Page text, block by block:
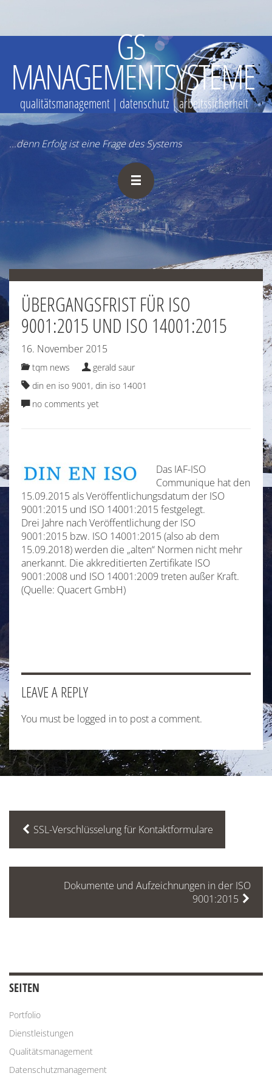
GS
MANAGEMENTSYSTEME
qualitätsmanagement | datenschutz | arbeitssicherheit
...denn Erfolg ist eine Frage des Systems
ÜBERGANGSFRIST FÜR ISO
9001:2015 UND ISO 14001:2015
16. November 2015
tqm news
gerald saur
din en iso 9001 , din iso 14001
no comments yet
Das IAF-ISO
Communique hat den
15.09.2015 als Veröffentlichungsdatum der ISO
9001:2015 und ISO 14001:2015 festgelegt.
Drei Jahre nach Veröffentlichung der ISO
9001:2015 bzw. ISO 14001:2015 (also ab dem
15.09.2018) werden die „alten“ Normen nicht mehr
anerkannt. Die akkreditierten Zertifikate ISO
9001:2008 und ISO 14001:2009 treten außer Kraft.
(Quelle: Quacert GmbH)
LEAVE A REPLY
You must be logged in to post a comment.
SSL-Verschlüsselung für Kontaktformulare
Dokumente und Aufzeichnungen in der ISO
9001:2015
SEITEN
Portfolio
Dienstleistungen
Qualitätsmanagement
Datenschutzmanagement